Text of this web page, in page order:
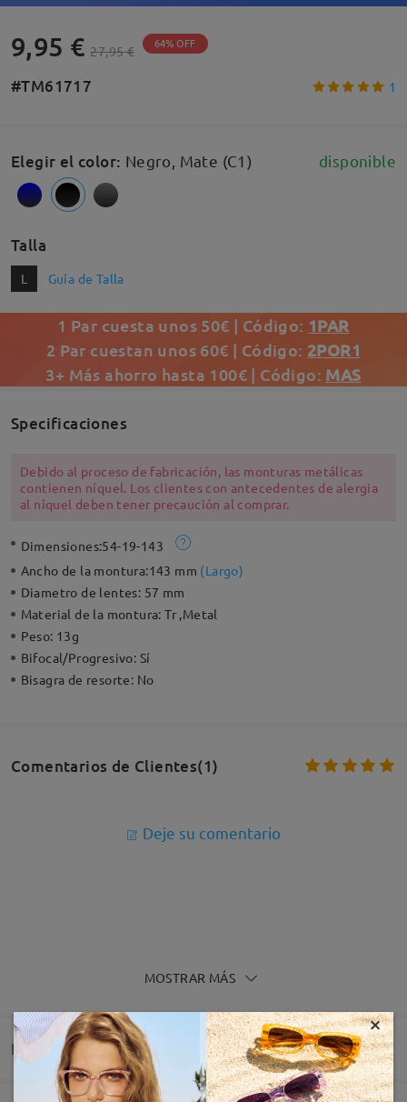
9,95 € 27,95 € 64% OFF
#TM61717 1
Elegir el color: Negro, Mate (C1) disponible
Talla
L Guía de Talla
1 Par cuesta unos 50€ | Código: 1PAR
2 Par cuestan unos 60€ | Código: 2POR1
3+ Más ahorro hasta 100€ | Código: MAS
Specificaciones
Debido al proceso de fabricación, las monturas metálicas
contienen níquel. Los clientes con antecedentes de alergia
al níquel deben tener precaución al comprar.
Dimensiones:54-19-143
Ancho de la montura:143 mm (Largo)
Diametro de lentes: 57 mm
Material de la montura:Tr ,Metal
Peso: 13g
Bifocal/Progresivo: Sí
Bisagra de resorte: No
Comentarios de Clientes(1)
Deje su comentario
MOSTRAR MÁS
Entrega
×